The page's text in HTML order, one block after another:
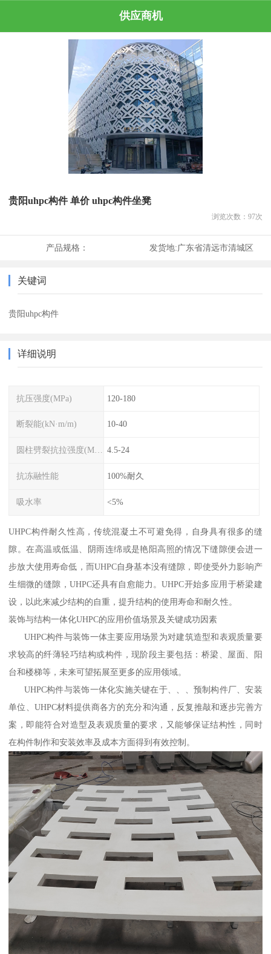
供应商机
贵阳uhpc构件 单价 uhpc构件坐凳
浏览次数： 97次
产品规格： 发货地:广东省清远市清城区
关键词
贵阳uhpc构件
详细说明
抗压强度(MPa) 120-180
断裂能(kN·m/m) 10-40
圆柱劈裂抗拉强度(MPa) 4.5-24
抗冻融性能 100%耐久
吸水率 <5%
UHPC构件耐久性高，传统混凝土不可避免得，自身具有很多的缝
隙。在高温或低温、阴雨连绵或是艳阳高照的情况下缝隙便会进一
步放大使用寿命低，而UHPC自身基本没有缝隙，即使受外力影响产
生细微的缝隙，UHPC还具有自愈能力。UHPC开始多应用于桥梁建
设，以此来减少结构的自重，提升结构的使用寿命和耐久性。
装饰与结构一体化UHPC的应用价值场景及关键成功因素
UHPC构件与装饰一体主要应用场景为对建筑造型和表观质量要
求较高的纤薄轻巧结构或构件，现阶段主要包括：桥梁、屋面、阳
台和楼梯等，未来可望拓展至更多的应用领域。
UHPC构件与装饰一体化实施关键在于、、、预制构件厂、安装
单位、UHPC材料提供商各方的充分和沟通，反复推敲和逐步完善方
案，即能符合对造型及表观质量的要求，又能够保证结构性，同时
在构件制作和安装效率及成本方面得到有效控制。